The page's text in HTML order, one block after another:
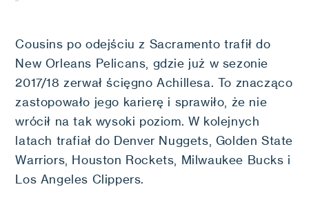
Cousins po odejściu z Sacramento trafił do
New Orleans Pelicans, gdzie już w sezonie
2017/18 zerwał ścięgno Achillesa. To znacząco
zastopowało jego karierę i sprawiło, że nie
wrócił na tak wysoki poziom. W kolejnych
latach trafiał do Denver Nuggets, Golden State
Warriors, Houston Rockets, Milwaukee Bucks i
Los Angeles Clippers.